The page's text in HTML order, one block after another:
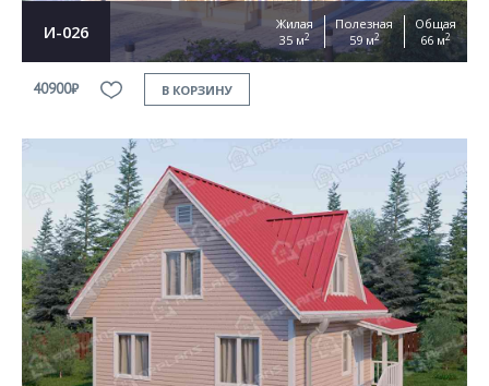
И-026
Жилая
35 м2
Полезная
59 м2
Общая
66 м2
40900₽ В КОРЗИНУ